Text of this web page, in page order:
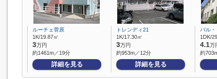
ルーチェ菅原
1K/19.87㎡
3万円
約1461m／19分
詳細を見る
トレンディ21
1K/17.30㎡
3万円
約953m／12分
詳細を見る
パル
1DK/
4.1万
約